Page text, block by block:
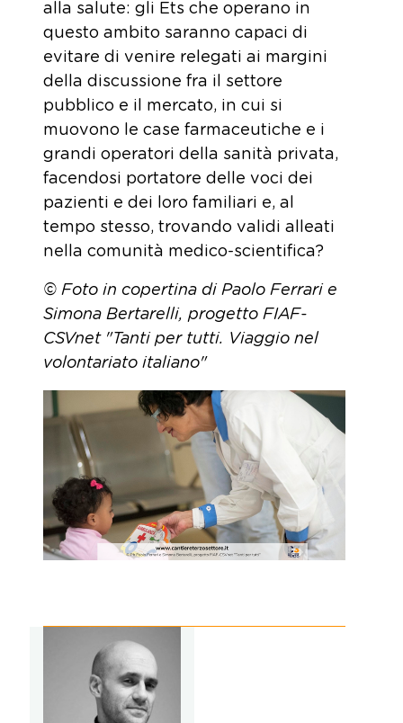
alla salute: gli Ets che operano in
questo ambito saranno capaci di
evitare di venire relegati ai margini
della discussione fra il settore
pubblico e il mercato, in cui si
muovono le case farmaceutiche e i
grandi operatori della sanità privata,
facendosi portatore delle voci dei
pazienti e dei loro familiari e, al
tempo stesso, trovando validi alleati
nella comunità medico-scientifica?
© Foto in copertina di Paolo Ferrari e
Simona Bertarelli, progetto FIAF-
CSVnet "Tanti per tutti. Viaggio nel
volontariato italiano"